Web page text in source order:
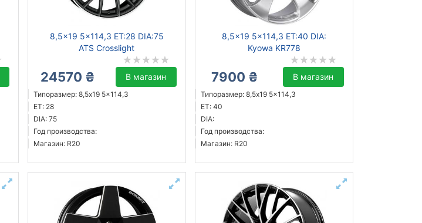
8,5x19 5x114,3 ET:28 DIA:75
ATS Crosslight
24570 ₴ В магазин
Типоразмер: 8,5x19 5x114,3
ET: 28
DIA: 75
Год производства:
Магазин: R20
8,5x19 5x114,3 ET:40 DIA:
Kyowa KR778
7900 ₴ В магазин
Типоразмер: 8,5x19 5x114,3
ET: 40
DIA:
Год производства:
Магазин: R20